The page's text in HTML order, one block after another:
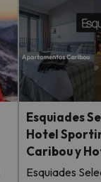
Esquiades
Hotel
Caribou y
Esquiades